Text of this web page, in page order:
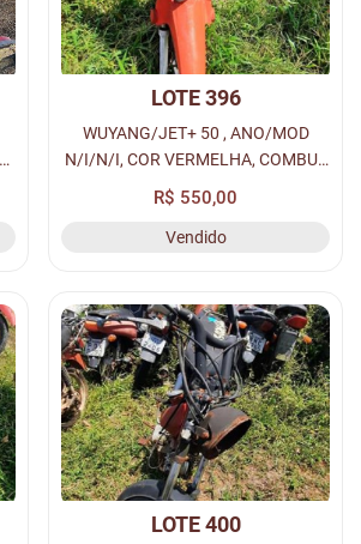
LOTE 396
WUYANG/JET+ 50 , ANO/MOD
N/I/N/I, COR VERMELHA, COMBUS
GASOLINA, PLACA N/I - N/I,
RENAVAM N/I, CHASSI N/I, Nº
MOTOR N/I, LOC. PÁTIO MACEIÓ
R$ 550,00
Vendido
LOTE 400